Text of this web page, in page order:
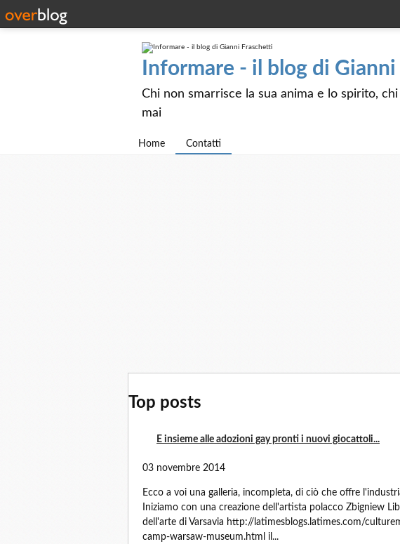
Informare - il blog di
Chi non smarrisce la sua anima e lo spirito,
mai
Home Contatti
Top posts
E insieme alle adozioni gay pronti i nuovi giocattoli...
03 novembre 2014
Ecco a voi una galleria, incompleta, di ciò che offre
Iniziamo con una creazione dell'artista polacco Zbigniew
dell'arte di Varsavia http://latimesblogs.latimes.com/
camp-warsaw-museum.html il...